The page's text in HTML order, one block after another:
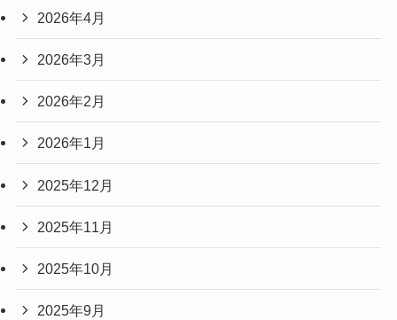
2026年4月
2026年3月
2026年2月
2026年1月
2025年12月
2025年11月
2025年10月
2025年9月